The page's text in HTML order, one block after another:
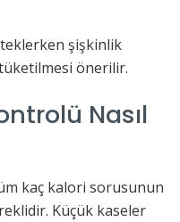
şişkinlik
önerilir.
Nasıl
kaç kalori sorusunun
Küçük kaseler